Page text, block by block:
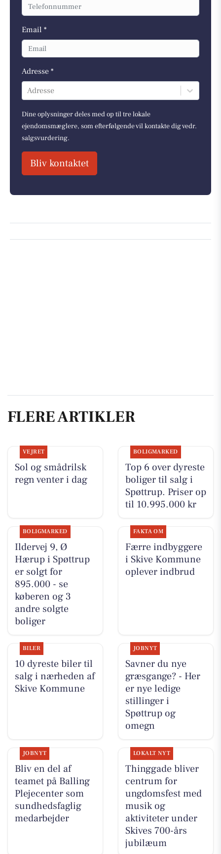
Email *
Adresse *
Adresse
Dine oplysninger deles med op til tre lokale
ejendomsmæglere, som efterfølgende vil kontakte dig vedr.
salgsvurdering.
Bliv kontaktet
FLERE ARTIKLER
VEJRET
Sol og smådrilsk
regn venter i dag
BOLIGMARKED
Top 6 over dyreste
boliger til salg i
Spøttrup. Priser op
til 10.995.000 kr
BOLIGMARKED
Ildervej 9, Ø
Hærup i Spøttrup
er solgt for
895.000 - se
køberen og 3
andre solgte
boliger
FAKTA OM
Færre indbyggere
i Skive Kommune
oplever indbrud
BILER
10 dyreste biler til
salg i nærheden af
Skive Kommune
JOBNYT
Savner du nye
græsgange? - Her
er nye ledige
stillinger i
Spøttrup og
omegn
JOBNYT
Bliv en del af
teamet på Balling
Plejecenter som
sundhedsfaglig
medarbejder
LOKALT NYT
Thinggade bliver
centrum for
ungdomsfest med
musik og
aktiviteter under
Skives 700-års
jubilæum